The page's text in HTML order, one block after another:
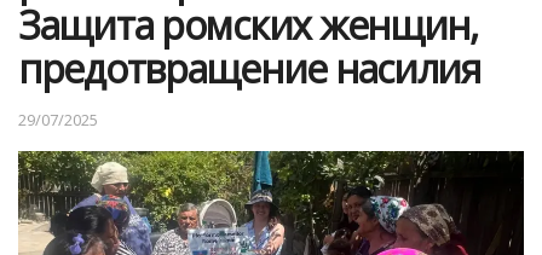
Защита ромских женщин,
предотвращение насилия
29/07/2025